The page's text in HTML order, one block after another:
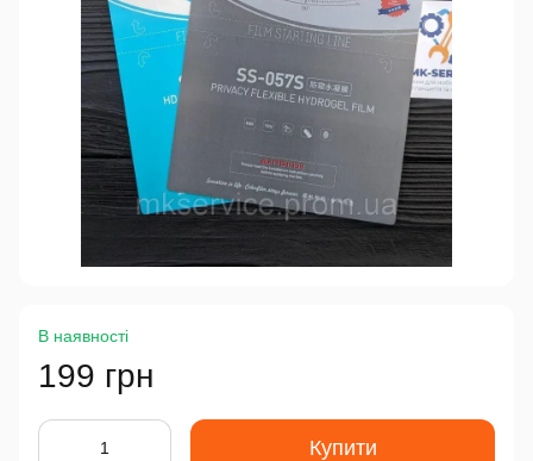
В наявності
199 грн
Купити